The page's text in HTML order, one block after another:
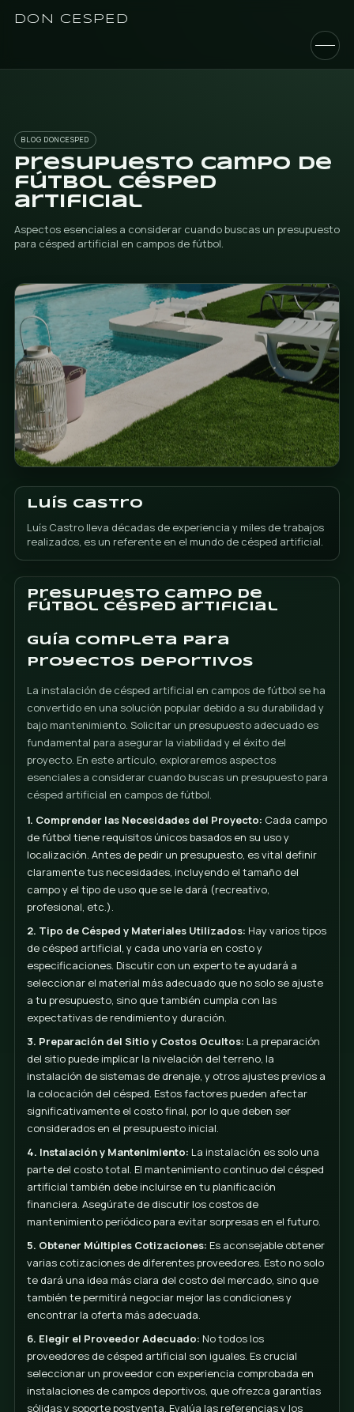
DON CESPED
BLOG DONCESPED
Presupuesto
fútbol césped
artificial
Aspectos esenciales a considerar cuando buscas un
para césped artificial en campos de fútbol.
Presupuesto campo de
fútbol césped artificial
Guía completa para
proyectos deportivos
La instalación de césped artificial en campos de
convertido en una solución popular debido a su
bajo mantenimiento. Solicitar un presupuesto
fundamental para asegurar la viabilidad y el éxito del
proyecto. En este artículo, exploraremos aspectos
esenciales a considerar cuando buscas un
césped artificial en campos de fútbol.
1. Comprender las Necesidades del Proyecto:
de fútbol tiene requisitos únicos basados en su uso
localización. Antes de pedir un presupuesto, es vital
claramente tus necesidades, incluyendo el tamaño
campo y el tipo de uso que se le dará (recreativo,
profesional, etc.).
2. Tipo de Césped y Materiales Utilizados:Hay
de césped artificial, y cada uno varía en costo y
especificaciones. Discutir con un experto te
seleccionar el material más adecuado que no solo
expectativas de rendimiento y duración.
3. Preparación del Sitio y Costos Ocultos:La
del sitio puede implicar la nivelación del terreno, la
la colocación del césped. Estos factores pueden
significativamente el costo final, por lo que deben
considerados en el presupuesto inicial.
realizados, es un referente en el mundo de césped